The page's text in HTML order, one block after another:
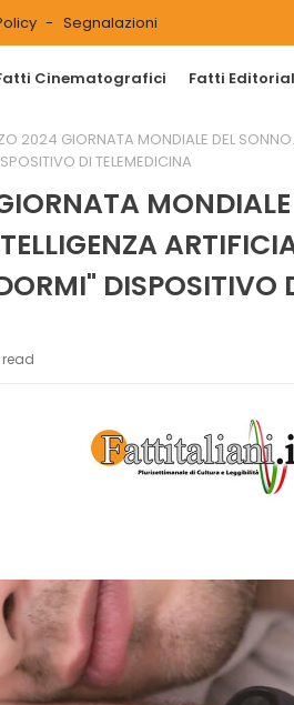
Segnalazioni
Cinematografici Fatti
2024 GIORNATA MONDIALE DEL SONNO.
DI TELEMEDICINA
MONDIALE
DISPOSITIVO